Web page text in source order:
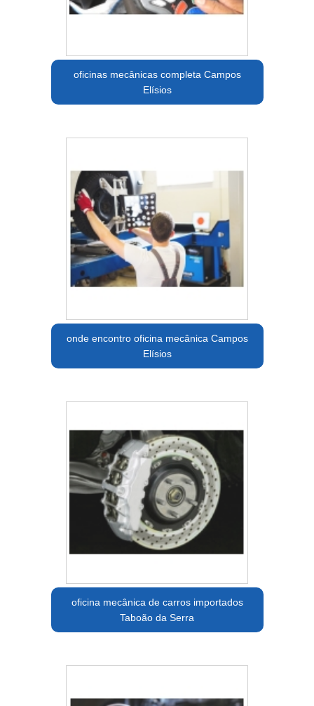
oficinas mecânicas completa Campos
Elísios
onde encontro oficina mecânica Campos
Elísios
oficina mecânica de carros importados
Taboão da Serra